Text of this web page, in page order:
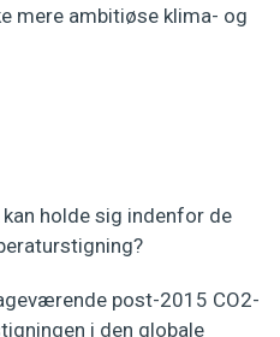
mere ambitiøse klima- og
holde sig indenfor de
post-2015 CO2-
i den globale